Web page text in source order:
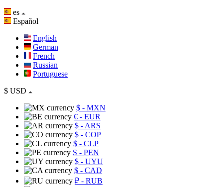
es
Español
English
German
French
Russian
Portuguese
$ USD
$ - MXN
€ - EUR
$ - ARS
$ - COP
$ - CLP
S - PEN
$ - UYU
$ - CAD
₽ - RUB